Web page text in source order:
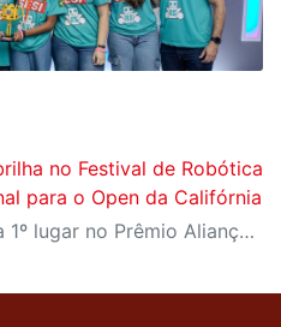
no Festival de Robótica
para o Open da Califórnia
Robotics School conquista 1º lugar no Prêmio Aliança, 3º lugar em Core Values e celebra o protagonismo dos estudantes da Escola Sesi de Ourinhos